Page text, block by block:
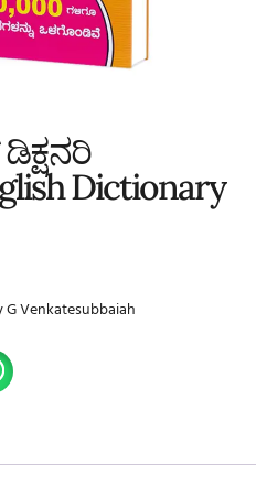
Dictionary
Venkatesubbaiah